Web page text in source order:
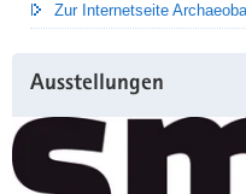
Zur Internetseite
Ausstellungen